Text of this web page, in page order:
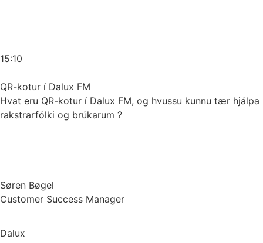
15:10
QR-kotur í Dalux FM
Hvat eru QR-kotur í Dalux FM, og hvussu kunnu tær hjálpa
rakstrarfólki og brúkarum ?
Søren Bøgel
Customer Success Manager
Dalux